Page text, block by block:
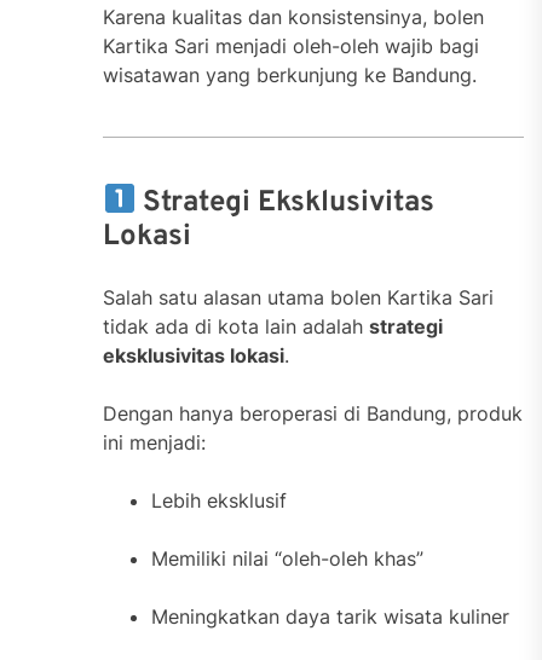
Karena kualitas dan konsistensinya, bolen
Kartika Sari menjadi oleh-oleh wajib bagi
wisatawan yang berkunjung ke Bandung.
Strategi Eksklusivitas
Lokasi
Salah satu alasan utama bolen Kartika Sari
tidak ada di kota lain adalah strategi
eksklusivitas lokasi.
Dengan hanya beroperasi di Bandung, produk
ini menjadi:
Lebih eksklusif
Memiliki nilai “oleh-oleh khas”
Meningkatkan daya tarik wisata kuliner